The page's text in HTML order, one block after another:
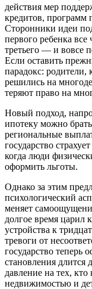
действия мер
кредитов,
Сторонники идеи
первого ребенка
третьего — и вовсе
Если оставить
парадокс: родители,
решились на
теряют право на
Новый подход,
ипотеку можно
региональные
государство
когда люди
оформить льготы.
Однако за этим
психологический
меняет
долгое время царил
устройства к
тревоги от
государство теперь
становления длится
давление на тех, кто
недвижимостью и